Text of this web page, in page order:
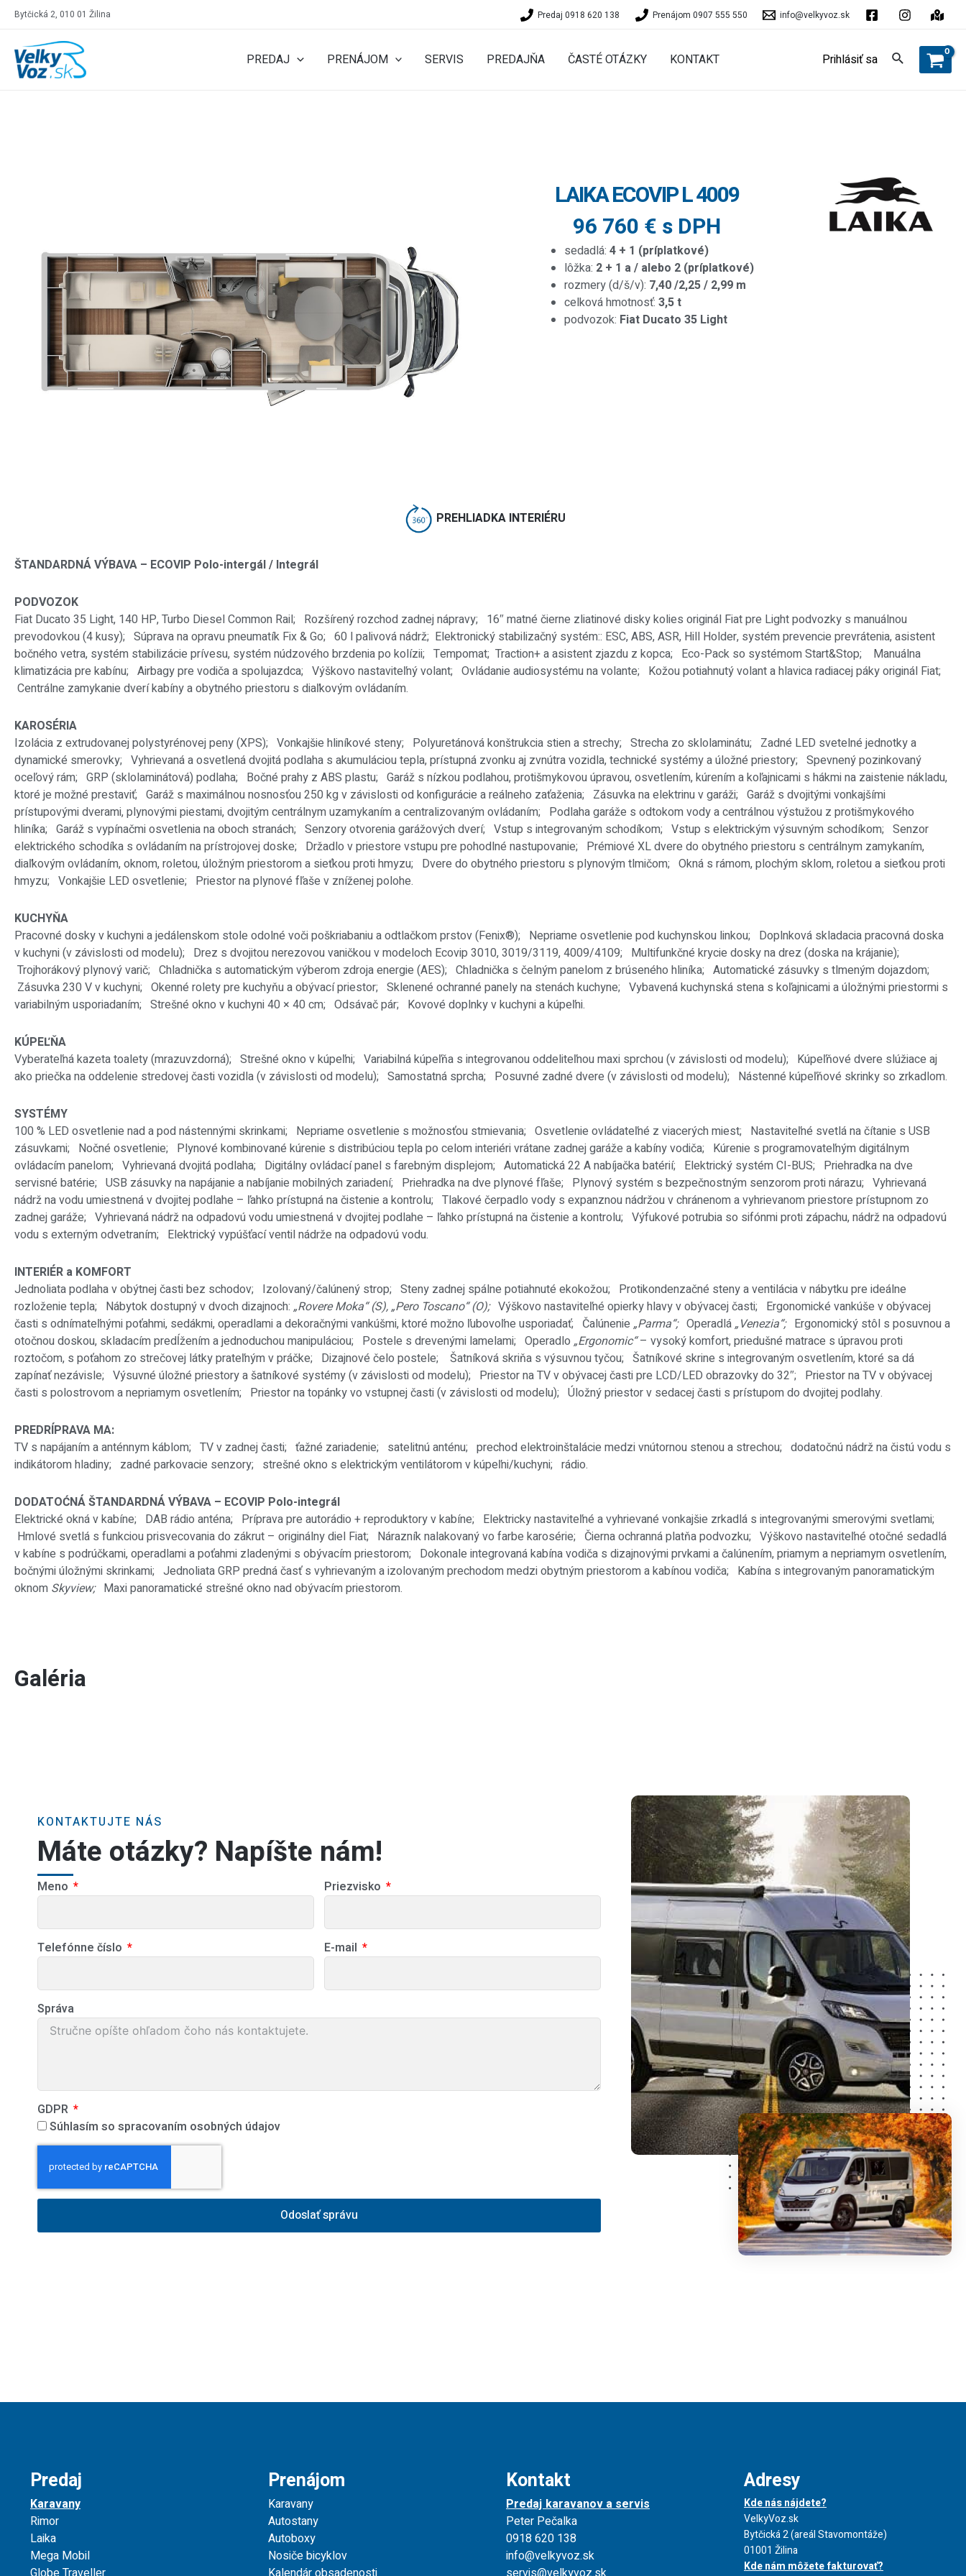
Bytčická 2, 010 01 Žilina Predaj 0918 620 138 Prenájom 0907 555 550 info@velkyvoz.sk
PREDAJ PRENÁJOM SERVIS PREDAJŇA ČASTÉ OTÁZKY KONTAKT Prihlásiť sa
LAIKA ECOVIP L 4009
96 760 € s DPH
sedadlá: 4 + 1 (príplatkové)
lôžka: 2 + 1 a / alebo 2 (príplatkové)
rozmery (d/š/v): 7,40 /2,25 / 2,99 m
celková hmotnosť: 3,5 t
podvozok: Fiat Ducato 35 Light
PREHLIADKA INTERIÉRU
ŠTANDARDNÁ VÝBAVA – ECOVIP Polo-intergál / Integrál
PODVOZOK
Fiat Ducato 35 Light, 140 HP, Turbo Diesel Common Rail; Rozšírený rozchod zadnej nápravy; 16″ matné čierne zliatinové disky kolies originál Fiat pre Light podvozky s manuálnou
prevodovkou (4 kusy); Súprava na opravu pneumatík Fix & Go; 60 l palivová nádrž; Elektronický stabilizačný systém:: ESC, ABS, ASR, Hill Holder, systém prevencie prevrátenia, asistent
bočného vetra, systém stabilizácie prívesu, systém núdzového brzdenia po kolízii; Tempomat; Traction+ a asistent zjazdu z kopca; Eco-Pack so systémom Start&Stop; Manuálna
klimatizácia pre kabínu; Airbagy pre vodiča a spolujazdca; Výškovo nastaviteľný volant; Ovládanie audiosystému na volante; Kožou potiahnutý volant a hlavica radiacej páky originál Fiat;
Centrálne zamykanie dverí kabíny a obytného priestoru s diaľkovým ovládaním.
KAROSÉRIA
Izolácia z extrudovanej polystyrénovej peny (XPS); Vonkajšie hliníkové steny; Polyuretánová konštrukcia stien a strechy; Strecha zo sklolaminátu; Zadné LED svetelné jednotky a
dynamické smerovky; Vyhrievaná a osvetlená dvojitá podlaha s akumuláciou tepla, prístupná zvonku aj zvnútra vozidla, technické systémy a úložné priestory; Spevnený pozinkovaný
oceľový rám; GRP (sklolaminátová) podlaha; Bočné prahy z ABS plastu; Garáž s nízkou podlahou, protišmykovou úpravou, osvetlením, kúrením a koľajnicami s hákmi na zaistenie nákladu,
ktoré je možné prestaviť; Garáž s maximálnou nosnosťou 250 kg v závislosti od konfigurácie a reálneho zaťaženia; Zásuvka na elektrinu v garáži; Garáž s dvojitými vonkajšími
prístupovými dverami, plynovými piestami, dvojitým centrálnym uzamykaním a centralizovaným ovládaním; Podlaha garáže s odtokom vody a centrálnou výstužou z protišmykového
hliníka; Garáž s vypínačmi osvetlenia na oboch stranách; Senzory otvorenia garážových dverí; Vstup s integrovaným schodíkom; Vstup s elektrickým výsuvným schodíkom; Senzor
elektrického schodíka s ovládaním na prístrojovej doske; Držadlo v priestore vstupu pre pohodlné nastupovanie; Prémiové XL dvere do obytného priestoru s centrálnym zamykaním,
diaľkovým ovládaním, oknom, roletou, úložným priestorom a sieťkou proti hmyzu; Dvere do obytného priestoru s plynovým tlmičom; Okná s rámom, plochým sklom, roletou a sieťkou proti
hmyzu; Vonkajšie LED osvetlenie; Priestor na plynové fľaše v zníženej polohe.
KUCHYŇA
Pracovné dosky v kuchyni a jedálenskom stole odolné voči poškriabaniu a odtlačkom prstov (Fenix®); Nepriame osvetlenie pod kuchynskou linkou; Doplnková skladacia pracovná doska
v kuchyni (v závislosti od modelu); Drez s dvojitou nerezovou vaničkou v modeloch Ecovip 3010, 3019/3119, 4009/4109; Multifunkčné krycie dosky na drez (doska na krájanie);
Trojhorákový plynový varič; Chladnička s automatickým výberom zdroja energie (AES); Chladnička s čelným panelom z brúseného hliníka; Automatické zásuvky s tlmeným dojazdom;
Zásuvka 230 V v kuchyni; Okenné rolety pre kuchyňu a obývací priestor; Sklenené ochranné panely na stenách kuchyne; Vybavená kuchynská stena s koľajnicami a úložnými priestormi s
variabilným usporiadaním; Strešné okno v kuchyni 40 × 40 cm; Odsávač pár; Kovové doplnky v kuchyni a kúpeľni.
KÚPEĽŇA
Vyberateľná kazeta toalety (mrazuvzdorná); Strešné okno v kúpeľni; Variabilná kúpeľňa s integrovanou oddeliteľnou maxi sprchou (v závislosti od modelu); Kúpeľňové dvere slúžiace aj
ako priečka na oddelenie stredovej časti vozidla (v závislosti od modelu); Samostatná sprcha; Posuvné zadné dvere (v závislosti od modelu); Nástenné kúpeľňové skrinky so zrkadlom.
SYSTÉMY
100 % LED osvetlenie nad a pod nástennými skrinkami; Nepriame osvetlenie s možnosťou stmievania; Osvetlenie ovládateľné z viacerých miest; Nastaviteľné svetlá na čítanie s USB
zásuvkami; Nočné osvetlenie; Plynové kombinované kúrenie s distribúciou tepla po celom interiéri vrátane zadnej garáže a kabíny vodiča; Kúrenie s programovateľným digitálnym
ovládacím panelom; Vyhrievaná dvojitá podlaha; Digitálny ovládací panel s farebným displejom; Automatická 22 A nabíjačka batérií; Elektrický systém CI-BUS; Priehradka na dve
servisné batérie; USB zásuvky na napájanie a nabíjanie mobilných zariadení; Priehradka na dve plynové fľaše; Plynový systém s bezpečnostným senzorom proti nárazu; Vyhrievaná
nádrž na vodu umiestnená v dvojitej podlahe – ľahko prístupná na čistenie a kontrolu; Tlakové čerpadlo vody s expanznou nádržou v chránenom a vyhrievanom priestore prístupnom zo
zadnej garáže; Vyhrievaná nádrž na odpadovú vodu umiestnená v dvojitej podlahe – ľahko prístupná na čistenie a kontrolu; Výfukové potrubia so sifónmi proti zápachu, nádrž na odpadovú
vodu s externým odvetraním; Elektrický vypúšťací ventil nádrže na odpadovú vodu.
INTERIÉR a KOMFORT
Jednoliata podlaha v obýtnej časti bez schodov; Izolovaný/čalúnený strop; Steny zadnej spálne potiahnuté ekokožou; Protikondenzačné steny a ventilácia v nábytku pre ideálne
rozloženie tepla; Nábytok dostupný v dvoch dizajnoch: „Rovere Moka“ (S), „Pero Toscano“ (O); Výškovo nastaviteľné opierky hlavy v obývacej časti; Ergonomické vankúše v obývacej
časti s odnímateľnými poťahmi, sedákmi, operadlami a dekoračnými vankúšmi, ktoré možno ľubovoľne usporiadať; Čalúnenie „Parma“; Operadlá„Venezia“; Ergonomický stôl s posuvnou a
otočnou doskou, skladacím predĺžením a jednoduchou manipuláciou; Postele s drevenými lamelami; Operadlo „Ergonomic“– vysoký komfort, priedušné matrace s úpravou proti
roztočom, s poťahom zo strečovej látky prateľným v práčke; Dizajnové čelo postele; Šatníková skriňa s výsuvnou tyčou; Šatníkové skrine s integrovaným osvetlením, ktoré sa dá
zapínať nezávisle; Výsuvné úložné priestory a šatníkové systémy (v závislosti od modelu); Priestor na TV v obývacej časti pre LCD/LED obrazovky do 32″; Priestor na TV v obývacej
časti s polostrovom a nepriamym osvetlením; Priestor na topánky vo vstupnej časti (v závislosti od modelu); Úložný priestor v sedacej časti s prístupom do dvojitej podlahy.
PREDRÍPRAVA MA:
TV s napájaním a anténnym káblom; TV v zadnej časti; ťažné zariadenie; satelitnú anténu; prechod elektroinštalácie medzi vnútornou stenou a strechou; dodatočnú nádrž na čistú vodu s
indikátorom hladiny; zadné parkovacie senzory; strešné okno s elektrickým ventilátorom v kúpeľni/kuchyni; rádio.
DODATOĆNÁ ŠTANDARDNÁ VÝBAVA – ECOVIP Polo-integrál
Elektrické okná v kabíne; DAB rádio anténa; Príprava pre autorádio + reproduktory v kabíne; Elektricky nastaviteľné a vyhrievané vonkajšie zrkadlá s integrovanými smerovými svetlami;
Hmlové svetlá s funkciou prisvecovania do zákrut – originálny diel Fiat; Nárazník nalakovaný vo farbe karosérie; Čierna ochranná platňa podvozku; Výškovo nastaviteľné otočné sedadlá
v kabíne s podrúčkami, operadlami a poťahmi zladenými s obývacím priestorom; Dokonale integrovaná kabína vodiča s dizajnovými prvkami a čalúnením, priamym a nepriamym osvetlením,
bočnými úložnými skrinkami; Jednoliata GRP predná časť s vyhrievaným a izolovaným prechodom medzi obytným priestorom a kabínou vodiča; Kabína s integrovaným panoramatickým
oknom Skyview; Maxi panoramatické strešné okno nad obývacím priestorom.
Galéria
KONTAKTUJTE NÁS
Máte otázky? Napíšte nám!
Meno Priezvisko
Telefónne číslo E-mail
Správa
GDPR
Súhlasím so spracovaním osobných údajov
Odoslať správu
Predaj
Karavany
Rimor
Laika
Mega Mobil
Prenájom
Karavany
Autostany
Autoboxy
Nosiče bicyklov
Kontakt
Predaj karavanov a servis
Peter Pečalka
0918 620 138
info@velkyvoz.sk
Adresy
Kde nás nájdete?
VelkyVoz.sk
Bytčická 2 (areál Stavomontáže)
01001 Žilina
Kde nám môžete fakturovať?